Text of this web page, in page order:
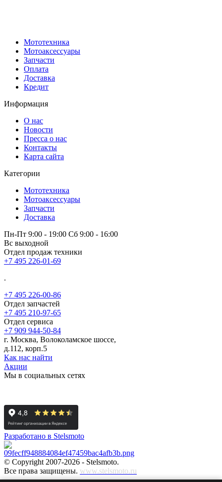
Мототехника
Мотоаксессуары
Запчасти
Оплата
Доставка
Кредит
Информация
О нас
Новости
Пресса о нас
Контакты
Карта сайта
Категории
Мототехника
Мотоаксессуары
Запчасти
Доставка
Пн-Пт 9:00 - 19:00 Сб 9:00 - 16:00
Вс выходной
Отдел продаж техники
+7 495 226-01-69
.
+7 495 226-00-86
Отдел запчастей
+7 495 210-97-65
Отдел сервиса
+7 909 944-50-84
г. Москва, Волоколамское шоссе,
д.112, корп.5
Как нас найти
Акции
Мы в социальных сетях
Разработано в Stelsmoto
© Copyright 2007-2026 - Stelsmoto.
Все права защищены. www.stelsmoto.ru